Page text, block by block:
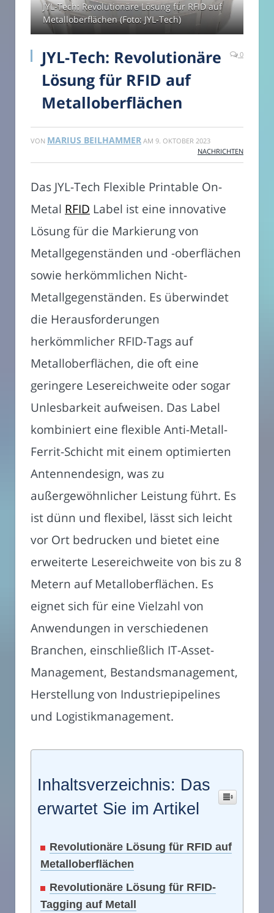
JYL-Tech: Revolutionäre Lösung für RFID auf
Metalloberflächen (Foto: JYL-Tech)
JYL-Tech: Revolutionäre
Lösung für RFID auf
Metalloberflächen
0
VON MARIUS BEILHAMMER AM 9. OKTOBER 2023
NACHRICHTEN
Das JYL-Tech Flexible Printable On-
Metal RFID Label ist eine innovative
Lösung für die Markierung von
Metallgegenständen und -oberflächen
sowie herkömmlichen Nicht-
Metallgegenständen. Es überwindet
die Herausforderungen
herkömmlicher RFID-Tags auf
Metalloberflächen, die oft eine
geringere Lesereichweite oder sogar
Unlesbarkeit aufweisen. Das Label
kombiniert eine flexible Anti-Metall-
Ferrit-Schicht mit einem optimierten
Antennendesign, was zu
außergewöhnlicher Leistung führt. Es
ist dünn und flexibel, lässt sich leicht
vor Ort bedrucken und bietet eine
erweiterte Lesereichweite von bis zu 8
Metern auf Metalloberflächen. Es
eignet sich für eine Vielzahl von
Anwendungen in verschiedenen
Branchen, einschließlich IT-Asset-
Management, Bestandsmanagement,
Herstellung von Industriepipelines
und Logistikmanagement.
Inhaltsverzeichnis: Das
erwartet Sie im Artikel
Revolutionäre Lösung für RFID auf
Metalloberflächen
Revolutionäre Lösung für RFID-
Tagging auf Metall